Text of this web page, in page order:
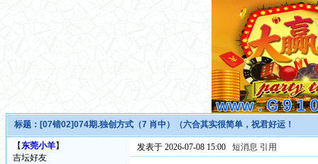
标题： [07错02]074期.独创方式（7 肖中）（六合其实很简单，祝君好运！
【东莞小羊】
吉坛好友
发表于 2026-07-08 15:00 短消息 引用